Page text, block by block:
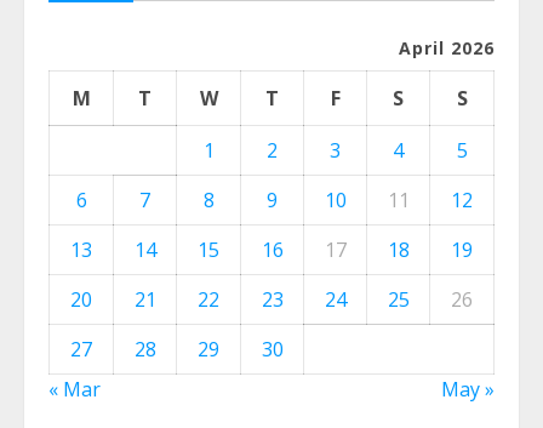
April 2026
M T W T F S
S
1
2 3 4
5
6
7 8 9 10 11
12
13
14 15 16 17 18
19
20
21 22 23 24 25
26
27
28 29
30
« Mar
May »